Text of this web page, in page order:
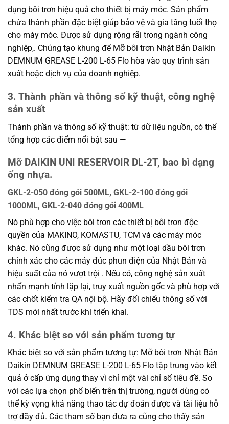
dụng bôi trơn hiệu quả cho thiết bị máy móc. Sản phẩm
chứa thành phần đặc biệt giúp bảo vệ và gia tăng tuổi thọ
cho máy móc. Được sử dụng rộng rãi trong ngành công
nghiệp,. Chúng tạo khung để Mỡ bôi trơn Nhật Bản Daikin
DEMNUM GREASE L-200 L-65 Flo hòa vào quy trình sản
xuất hoặc dịch vụ của doanh nghiệp.
3. Thành phần và thông số kỹ thuật, công nghệ
sản xuất
Thành phần và thông số kỹ thuật: từ dữ liệu nguồn, có thể
tổng hợp các điểm nổi bật sau —
Mỡ DAIKIN UNI RESERVOIR DL-2T, bao bì dạng
ống nhựa.
GKL-2-050 đóng gói 500ML, GKL-2-100 đóng gói
1000ML, GKL-2-040 đóng gói 400ML
Nó phù hợp cho việc bôi trơn các thiết bị bôi trơn độc
quyền của MAKINO, KOMASTU, TCM và các máy móc
khác. Nó cũng được sử dụng như một loại dầu bôi trơn
chính xác cho các máy đúc phun điện của Nhật Bản và
hiệu suất của nó vượt trội . Nếu có, công nghệ sản xuất
nhấn mạnh tính lặp lại, truy xuất nguồn gốc và phù hợp với
các chốt kiểm tra QA nội bộ. Hãy đối chiếu thông số với
TDS mới nhất trước khi triển khai.
4. Khác biệt so với sản phẩm tương tự
Khác biệt so với sản phẩm tương tự: Mỡ bôi trơn Nhật Bản
Daikin DEMNUM GREASE L-200 L-65 Flo tập trung vào kết
quả ở cấp ứng dụng thay vì chỉ một vài chỉ số tiêu đề. So
với các lựa chọn phổ biến trên thị trường, người dùng có
thể kỳ vọng khả năng thao tác dự đoán được và tài liệu hỗ
trợ đầy đủ. Các tham số bạn đưa ra cũng cho thấy sản